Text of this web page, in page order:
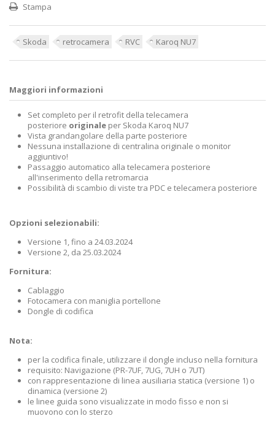
Stampa
Skoda retrocamera RVC Karoq NU7
Maggiori informazioni
Set completo per il retrofit della telecamera
posteriore originale per Skoda Karoq NU7
Vista grandangolare della parte posteriore
Nessuna installazione di centralina originale o monitor
aggiuntivo!
Passaggio automatico alla telecamera posteriore
all'inserimento della retromarcia
Possibilità di scambio di viste tra PDC e telecamera posteriore
Opzioni selezionabili:
Versione 1, fino a 24.03.2024
Versione 2, da 25.03.2024
Fornitura:
Cablaggio
Fotocamera con maniglia portellone
Dongle di codifica
Nota:
per la codifica finale, utilizzare il dongle incluso nella fornitura
requisito: Navigazione (PR-7UF, 7UG, 7UH o 7UT)
con rappresentazione di linea ausiliaria statica (versione 1) o
dinamica (versione 2)
le linee guida sono visualizzate in modo fisso e non si
muovono con lo sterzo